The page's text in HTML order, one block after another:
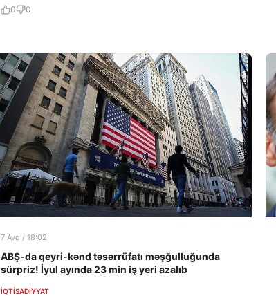
0 0
7 Avq / 18:02
ABŞ-da qeyri-kənd təsərrüfatı məşğulluğunda
sürpriz! İyul ayında 23 min iş yeri azalıb
İQTISADIYYAT